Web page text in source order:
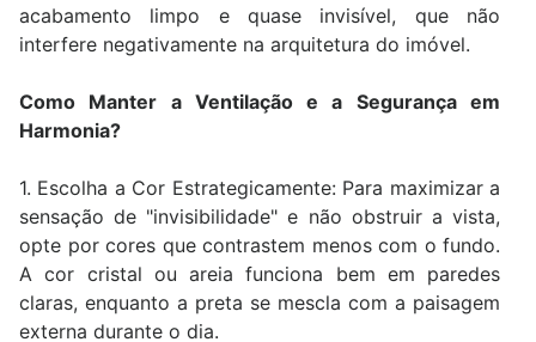
acabamento limpo e quase invisível, que não
interfere negativamente na arquitetura do imóvel.
Como Manter a Ventilação e a Segurança em
Harmonia?
1. Escolha a Cor Estrategicamente: Para maximizar a
sensação de "invisibilidade" e não obstruir a vista,
opte por cores que contrastem menos com o fundo.
A cor cristal ou areia funciona bem em paredes
claras, enquanto a preta se mescla com a paisagem
externa durante o dia.